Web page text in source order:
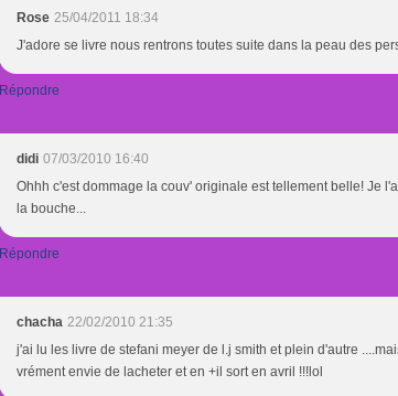
Rose 25/04/2011 18:34
J'adore se livre nous rentrons toutes suite dans la peau des
Répondre
didi 07/03/2010 16:40
Ohhh c'est dommage la couv' originale est tellement belle! Je
la bouche...
Répondre
chacha 22/02/2010 21:35
j'ai lu les livre de stefani meyer de l.j smith et plein d'autre
vrément envie de lacheter et en +il sort en avril !!!lol